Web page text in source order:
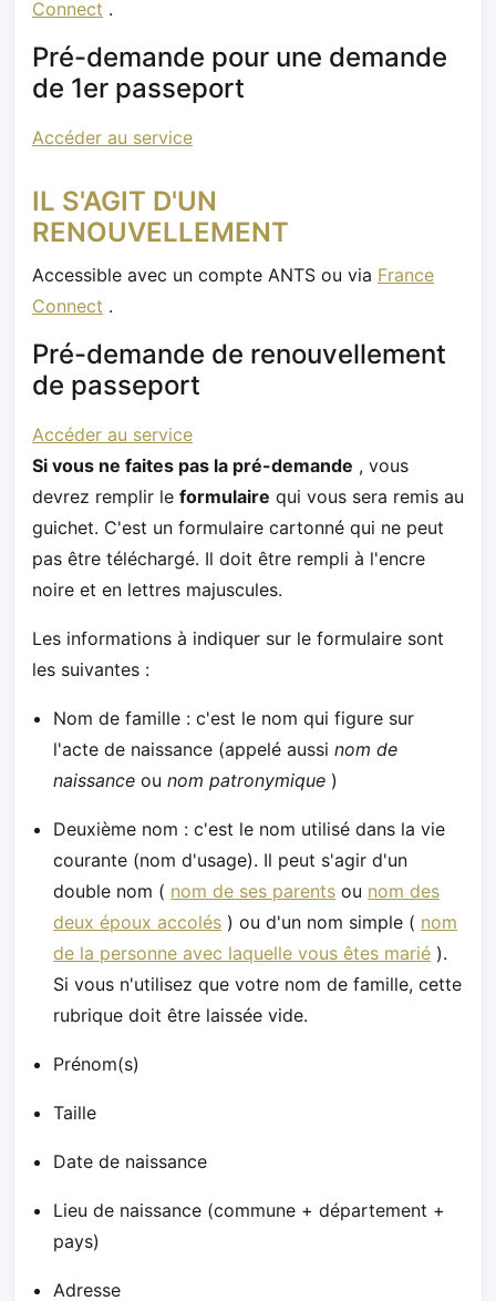
Connect .
Pré-demande pour une demande
de 1er passeport
Accéder au service
IL S'AGIT D'UN
RENOUVELLEMENT
Accessible avec un compte ANTS ou via France
Connect .
Pré-demande de renouvellement
de passeport
Accéder au service
Si vous ne faites pas la pré-demande , vous
devrez remplir le formulaire qui vous sera remis au
guichet. C'est un formulaire cartonné qui ne peut
pas être téléchargé. Il doit être rempli à l'encre
noire et en lettres majuscules.
Les informations à indiquer sur le formulaire sont
les suivantes :
Nom de famille : c'est le nom qui figure sur
l'acte de naissance (appelé aussinom de
naissance ounom patronymique )
Deuxième nom : c'est le nom utilisé dans la vie
courante (nom d'usage). Il peut s'agir d'un
double nom ( nom de ses parents ou nom des
deux époux accolés ) ou d'un nom simple ( nom
de la personne avec laquelle vous êtes marié ).
Si vous n'utilisez que votre nom de famille, cette
rubrique doit être laissée vide.
Prénom(s)
Taille
Date de naissance
Lieu de naissance (commune + département +
pays)
Adresse